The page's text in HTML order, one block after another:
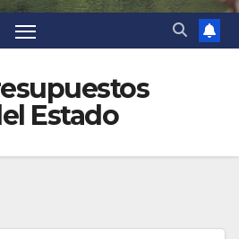
Estado